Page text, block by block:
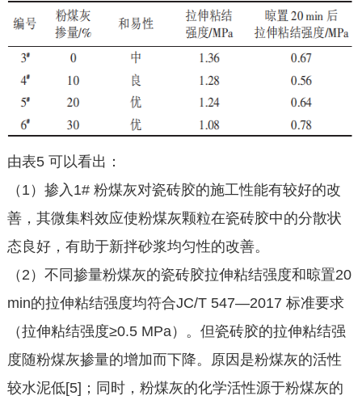
由表5 可以看出：
（1）掺入1# 粉煤灰对瓷砖胶的施工性能有较好的改
善，其微集料效应使粉煤灰颗粒在瓷砖胶中的分散状
态良好，有助于新拌砂浆均匀性的改善。
（2）不同掺量粉煤灰的瓷砖胶拉伸粘结强度和晾置20
min的拉伸粘结强度均符合JC/T 547—2017 标准要求
（拉伸粘结强度≥0.5 MPa）。但瓷砖胶的拉伸粘结强
度随粉煤灰掺量的增加而下降。原因是粉煤灰的活性
较水泥低[5]；同时，粉煤灰的化学活性源于粉煤灰的